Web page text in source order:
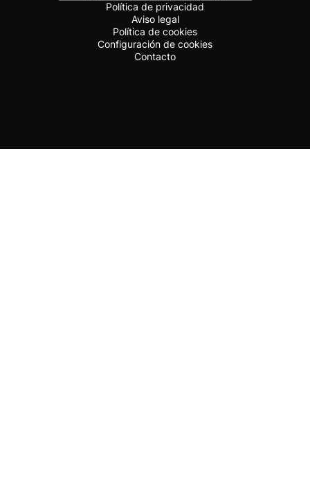
Política de privacidad
Aviso legal
Política de cookies
Configuración de cookies
Contacto